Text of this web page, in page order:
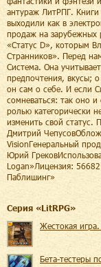
антураж ЛитРПГ. Книги
выходили как в
продаж на зарубежных
«Статус D», которым
Странников». Перед
Система. Она
предпочтения, вкусы;
он сам о себе. И если
сомневаться: так оно
ролью категорически
изменить свой статус.
Дмитрий
VisionГенеральный
Юрий
Logan»Лицензия:
Паблишинг»
Cерия «LitRPG»
Жестокая
Бета-тестеры